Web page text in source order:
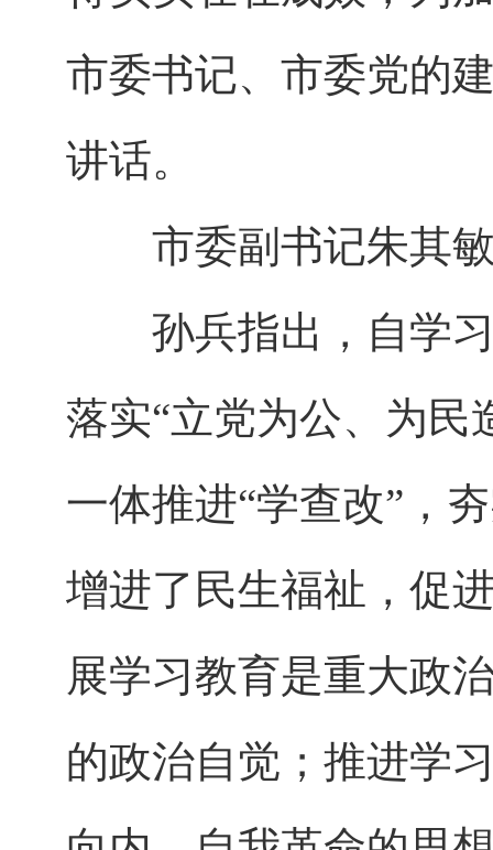
市委书记、市委党的
讲话。
市委副书记朱其敏
孙兵指出，自学习
落实“立党为公、为民
一体推进“学查改”，
增进了民生福祉，促
展学习教育是重大政
的政治自觉；推进学